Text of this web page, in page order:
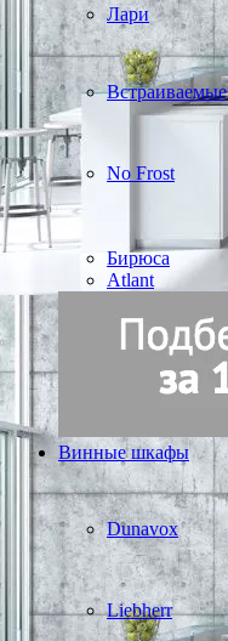
Лари
Встраиваемые
No Frost
Бирюса
Atlant
Винные шкафы
Dunavox
Liebherr